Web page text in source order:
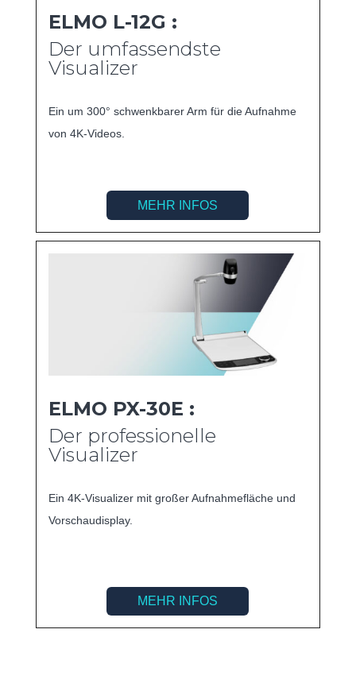
ELMO L-12G :
Der umfassendste
Visualizer
Ein um 300° schwenkbarer Arm für die Aufnahme
von 4K-Videos.
MEHR INFOS
ELMO PX-30E :
Der professionelle
Visualizer
Ein 4K-Visualizer mit großer Aufnahmefläche und
Vorschaudisplay.
MEHR INFOS